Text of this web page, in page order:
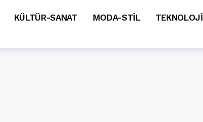
KÜLTÜR-SANAT MODA-STİL TEKNOLOJİ